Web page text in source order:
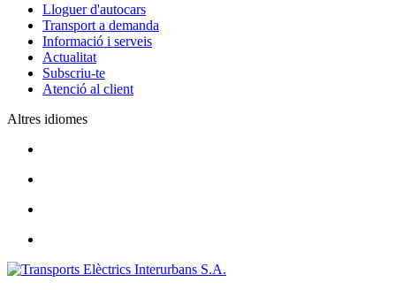
Lloguer d'autocars
Transport a demanda
Informació i serveis
Actualitat
Subscriu-te
Atenció al client
Altres idiomes